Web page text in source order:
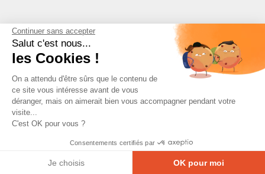
Continuer sans accepter
Salut c'est nous...
les Cookies !
On a attendu d'être sûrs que le contenu de
ce site vous intéresse avant de vous
déranger, mais on aimerait bien vous accompagner pendant votre
visite...
C'est OK pour vous ?
Consentements certifiés par
Je choisis OK pour moi